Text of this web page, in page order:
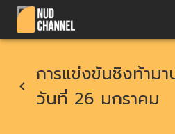
การแข่งขันชิงท้าม
วันที่ 26 มกราคม